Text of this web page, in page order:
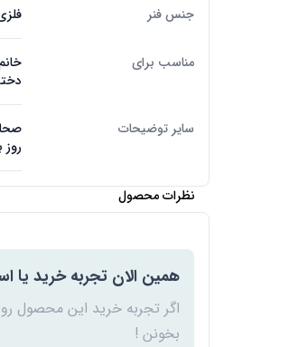
جنس فنر
مناسب برای
سایر توضیحات
روز
نظرات محصول
همین الان تجربه خرید یا
اگر تجربه خرید این محصول
بخونن !